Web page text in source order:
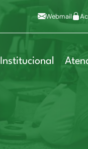
Diminuir fonte
Webmail
Institucional